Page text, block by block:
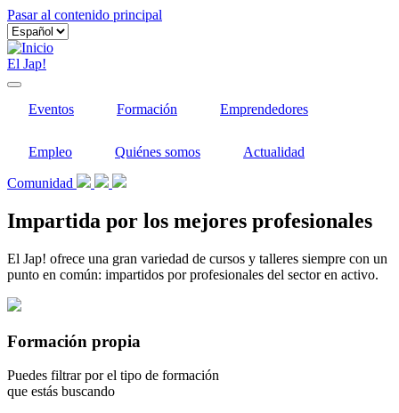
Pasar al contenido principal
El Jap!
Eventos Formación Emprendedores
Empleo Quiénes somos Actualidad
Comunidad
Impartida por los mejores profesionales
El Jap! ofrece una gran variedad de cursos y talleres siempre con un
punto en común: impartidos por profesionales del sector en activo.
Formación propia
Puedes filtrar por el tipo de formación
que estás buscando